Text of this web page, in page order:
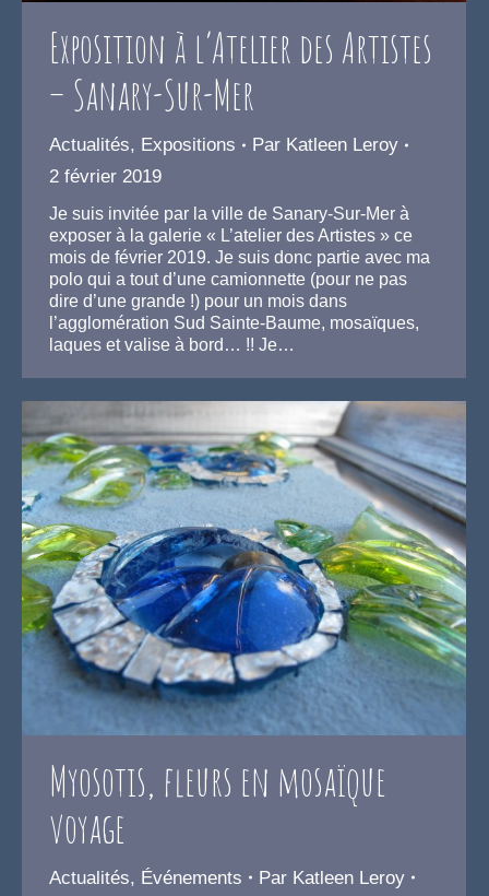
Exposition à l’Atelier des Artistes
– Sanary-Sur-Mer
Actualités, Expositions Par Katleen Leroy
2 février 2019
Je suis invitée par la ville de Sanary-Sur-Mer à
exposer à la galerie « L’atelier des Artistes » ce
mois de février 2019. Je suis donc partie avec ma
polo qui a tout d’une camionnette (pour ne pas
dire d’une grande !) pour un mois dans
l’agglomération Sud Sainte-Baume, mosaïques,
laques et valise à bord… !! Je…
Myosotis, fleurs en mosaïque
voyage
Actualités, Événements Par Katleen Leroy